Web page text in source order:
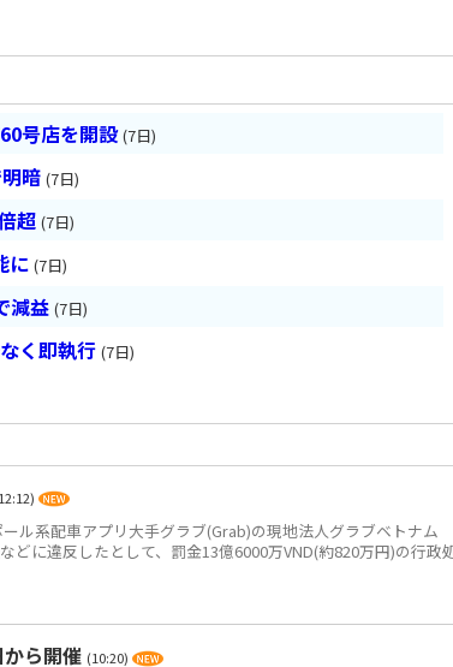
号店を開設 (7日)
暗 (7日)
超 (7日)
に (7日)
減益 (7日)
く即執行 (7日)
ル系配車アプリ大手グラブ(Grab)の現地法人グラブベトナム
どに違反したとして、罰金13億6000万VND(約820万円)の行政
ら開催 (10:20)